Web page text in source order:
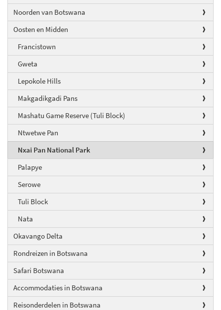
Noorden van Botswana
Oosten en Midden
Francistown
Gweta
Lepokole Hills
Makgadikgadi Pans
Mashatu Game Reserve (Tuli Block)
Ntwetwe Pan
Nxai Pan National Park
Palapye
Serowe
Tuli Block
Nata
Okavango Delta
Rondreizen in Botswana
Safari Botswana
Accommodaties in Botswana
Reisonderdelen in Botswana